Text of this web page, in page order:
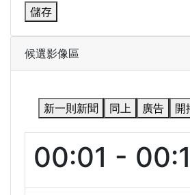
儲存
候選影像區
新一則新聞 同上 廣告 開
00:01 -